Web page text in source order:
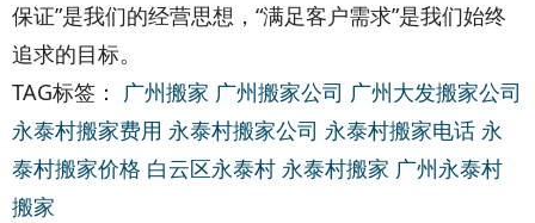
保证”是我们的经营思想，“满足客户需求”是我们始终
追求的目标。
TAG标签： 广州搬家 广州搬家公司 广州大发搬家公司
永泰村搬家费用 永泰村搬家公司 永泰村搬家电话 永
泰村搬家价格 白云区永泰村 永泰村搬家 广州永泰村
搬家